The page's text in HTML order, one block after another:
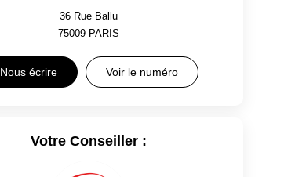
36 Rue Ballu
75009 PARIS
Nous écrire Voir le numéro
Votre Conseiller :